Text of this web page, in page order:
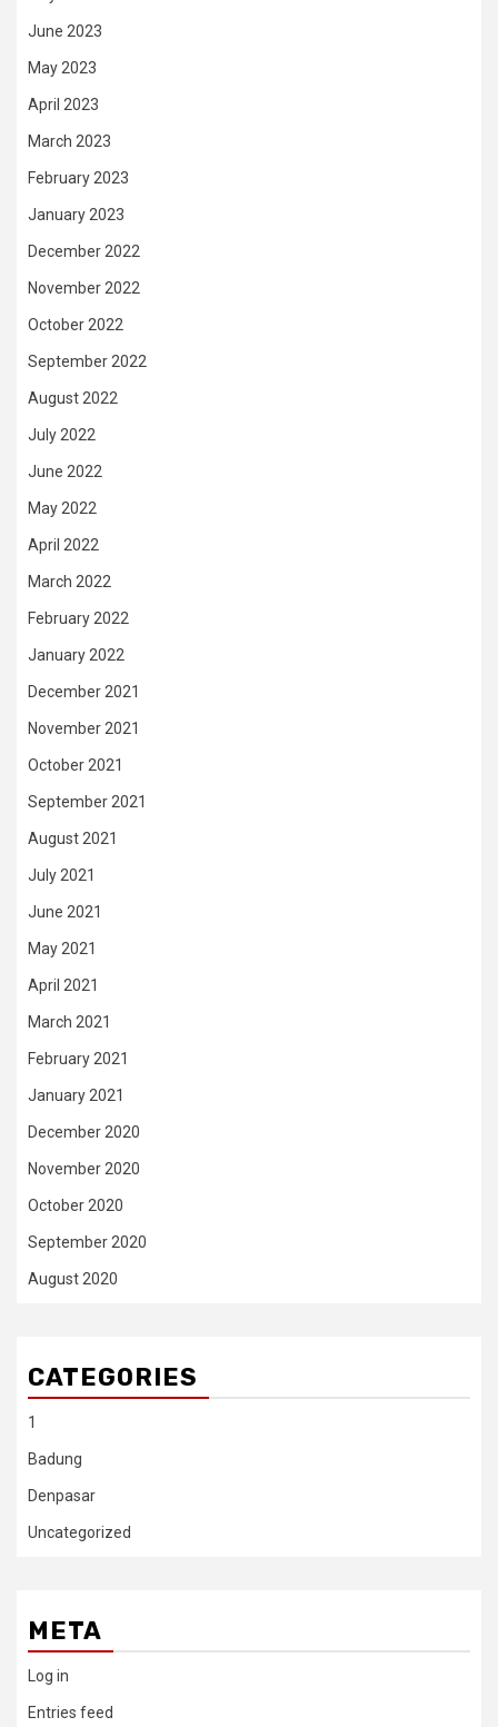
June 2023
May 2023
April 2023
March 2023
February 2023
January 2023
December 2022
November 2022
October 2022
September 2022
August 2022
July 2022
June 2022
May 2022
April 2022
March 2022
February 2022
January 2022
December 2021
November 2021
October 2021
September 2021
August 2021
July 2021
June 2021
May 2021
April 2021
March 2021
February 2021
January 2021
December 2020
November 2020
October 2020
September 2020
August 2020
CATEGORIES
1
Badung
Denpasar
Uncategorized
META
Log in
Entries feed